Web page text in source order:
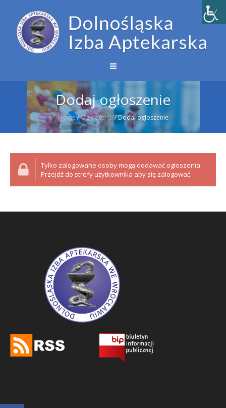
Dodaj ogłoszenie
Home/Ogłoszenia/Dodaj ogłoszenie
Tylko zalogowane osoby mogą dodawać ogłoszenia.
Przejdź do strefy użytkownika aby się zalogować.